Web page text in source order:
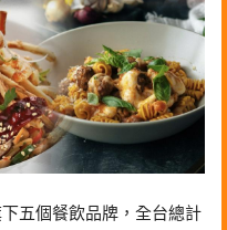
五個餐飲品牌，全台總計